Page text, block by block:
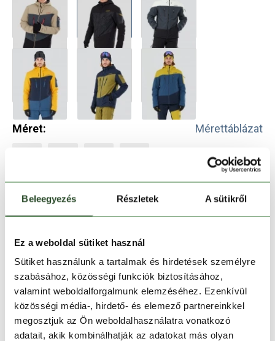
Beleegyezés Részletek A sütikről
Ez a weboldal sütiket használ
Sütiket használunk a tartalmak és hirdetések személyre
szabásához, közösségi funkciók biztosításához,
valamint weboldalforgalmunk elemzéséhez. Ezenkívül
közösségi média-, hirdető- és elemező partnereinkkel
megosztjuk az Ön weboldalhasználatra vonatkozó
adatait, akik kombinálhatják az adatokat más olyan
Méret: Mérettáblázat
Kosárba teszem
Melyik üzletben elérhető
30 napos visszaküldés
1-2 munkanapos szállítás